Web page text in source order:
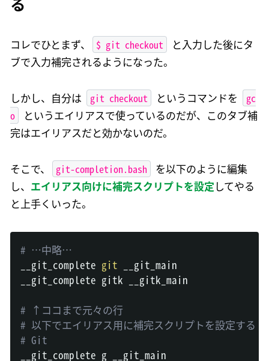
る
コレでひとまず、 $ git checkout
と入力した後にタ
ブで入力補完されるようになった。
しかし、自分は git checkout というコマンドを
gc
o
というエイリアスで使っているのだが、このタブ補
完はエイリアスだと効かないのだ。
そこで、 git-completion.bash
を以下のように編集
し、 エイリアス向けに補完スクリプトを設定 してやる
と上手くいった。
# …中略…
__git_complete git __git_main
__git_complete gitk __gitk_main
# ↑ココまで元々の行
# 以下でエイリアス用に補完スクリプトを設定する
# Git